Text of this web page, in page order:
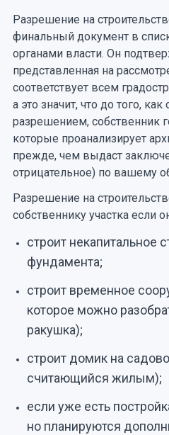
Разрешение на
финальный документ в
органами власти. Он
представленная на
соответствует всем
а это значит, что до того,
разрешением, собственник
которые проанализирует
прежде, чем выдаст
отрицательное) по вашему
Разрешение на
собственнику участка если
строит некапитальное
фундамента;
строит временное
которое можно
ракушка);
строит домик на
считающийся жилым);
если уже есть
но планируются